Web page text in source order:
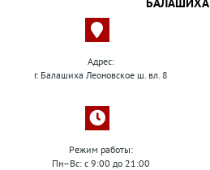
Адрес:
г. Балашиха Леоновское ш. вл. 8
Режим работы:
Пн–Вс: с 9:00 до 21:00